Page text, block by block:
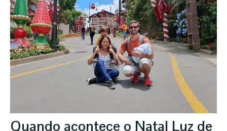
Quando acontece o Natal Luz de